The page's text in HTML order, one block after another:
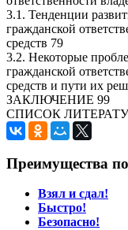
3.1. Тенденции
гражданской
средств 79
3.2. Некоторые
гражданской
средств и пути их
ЗАКЛЮЧЕНИЕ 99
СПИСОК
Преимущества
Взял и сдал!
Быстро!
Безопасно!